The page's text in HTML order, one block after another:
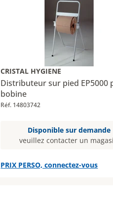
CRISTAL HYGIENE
Distributeur sur pied EP5000
bobine
Réf. 14803742
Disponible sur demande
veuillez contacter un
PRIX PERSO, connectez-vous